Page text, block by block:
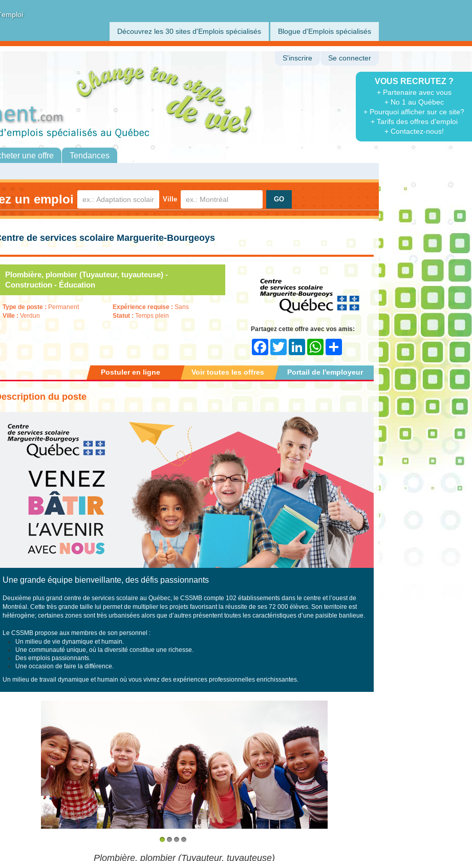
Découvrez les 30 sites d'Emplois spécialisés Blogue d'Emplois spécialisés
VOUS RECRUTEZ ?
+ Partenaire avec vous
+ No 1 au Québec
+ Pourquoi afficher sur ce site?
+ Tarifs des offres d'emploi
+ Contactez-nous!
S'inscrire Se connecter
une offre Tendances
un emploi Ville
de services scolaire Marguerite-Bourgeoys
Plombière, plombier (Tuyauteur, tuyauteuse) -
Construction - Éducation
Type de poste : Permanent
Ville : Verdun
Expérience requise : Sans
Statut : Temps plein
Partagez cette offre avec vos amis:
FacebookTwitter LinkedInWhatsApp
Share
Portail de l'employeur
Voir toutes les offres
Postuler en ligne
du poste
Une grande équipe bienveillante, des défis passionnants
Deuxième plus grand centre de services scolaire au Québec, le CSSMB compte 102 établissements dans le centre et l’ouest de
Montréal. Cette très grande taille lui permet de multiplier les projets favorisant la réussite de ses 72 000 élèves. Son territoire est
hétérogène; certaines zones sont très urbanisées alors que d’autres présentent toutes les caractéristiques d’une paisible banlieue.
Le CSSMB propose aux membres de son personnel :
Un milieu de vie dynamique et humain.
Une communauté unique, où la diversité constitue une richesse.
Des emplois passionnants.
Une occasion de faire la différence.
Un milieu de travail dynamique et humain où vous vivrez des expériences professionnelles enrichissantes.
Plombière, plombier (Tuyauteur, tuyauteuse)